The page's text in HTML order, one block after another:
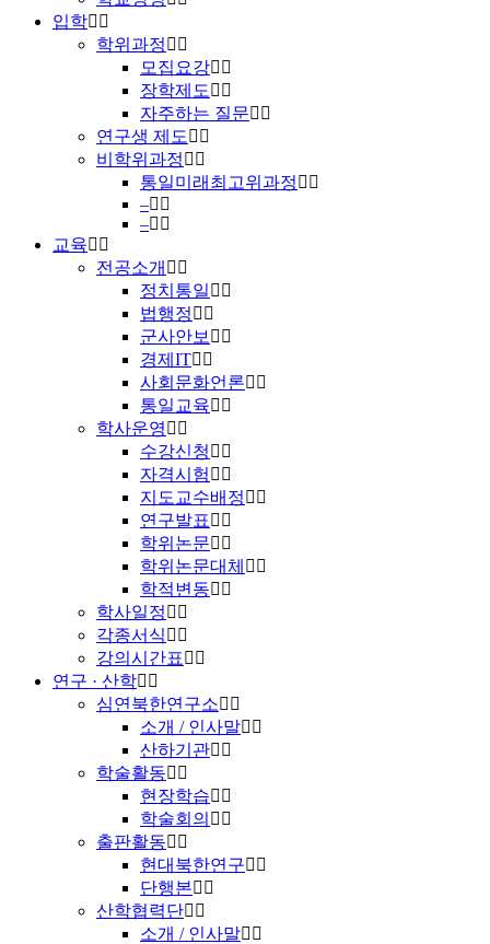
입학
학위과정
모집요강
장학제도
자주하는 질문
연구생 제도
비학위과정
통일미래최고위과정
–
–
교육
전공소개
정치통일
법행정
군사안보
경제IT
사회문화언론
통일교육
학사운영
수강신청
자격시험
지도교수배정
연구발표
학위논문
학위논문대체
학적변동
학사일정
각종서식
강의시간표
연구 · 산학
심연북한연구소
소개 / 인사말
산하기관
학술활동
현장학습
학술회의
출판활동
현대북한연구
단행본
산학협력단
소개 / 인사말